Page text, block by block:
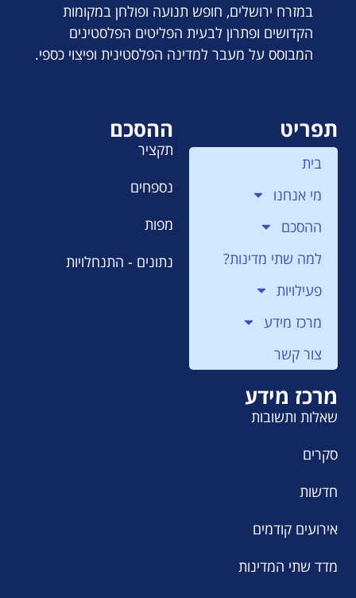
במזרח ירושלים, חופש תנועה ופולחן במקומות
הקדושים ופתרון לבעית הפליטים הפלסטינים
המבוסס על מעבר למדינה הפלסטינית ופיצוי כספי.
תפריט
בית
מי אנחנו
ההסכם
למה שתי מדינות?
פעילויות
מרכז מידע
צור קשר
ההסכם
תקציר
נספחים
מפות
נתונים - התנחלויות
מרכז מידע
שאלות ותשובות
סקרים
חדשות
אירועים קודמים
מדד שתי המדינות